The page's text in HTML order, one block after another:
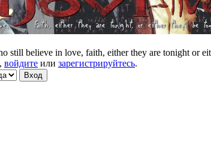
still believe in love, faith, either they are tonight or
войдите или зарегистрируйтесь.